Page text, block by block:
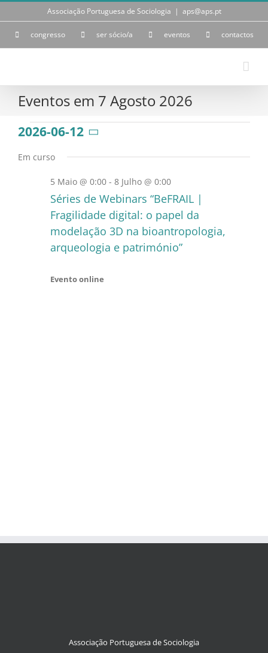
Skip
Associação Portuguesa de Sociologia | aps@aps.pt
congresso ser sócio/a eventos contactos
Eventos em 7 Agosto 2026
Eventos
for
Junho
2026
2026-06-12
a
Em curso
Séries de Webinars “BeFRAIL |
Fragilidade digital: o papel da
modelação 3D na bioantropologia,
arqueologia e património”
5 Maio @ 0:00 - 8 Julho @ 0:00
Evento online
Associação Portuguesa de Sociologia